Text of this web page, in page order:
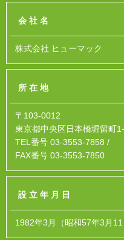
会社名
株式会社 ヒューマック
所在地
〒103-0012
東京都中央区日本橋堀留町
TEL番号 03-3553-7858 /
FAX番号 03-3553-7850
設立年月日
1982年3月（昭和57年3月11